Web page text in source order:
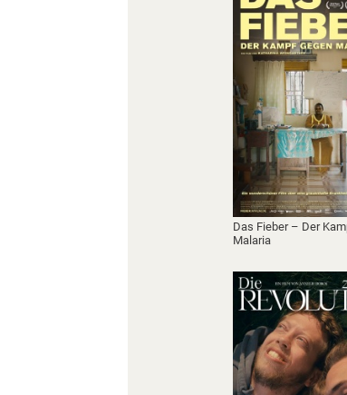
Das Fieber – Der
Malaria